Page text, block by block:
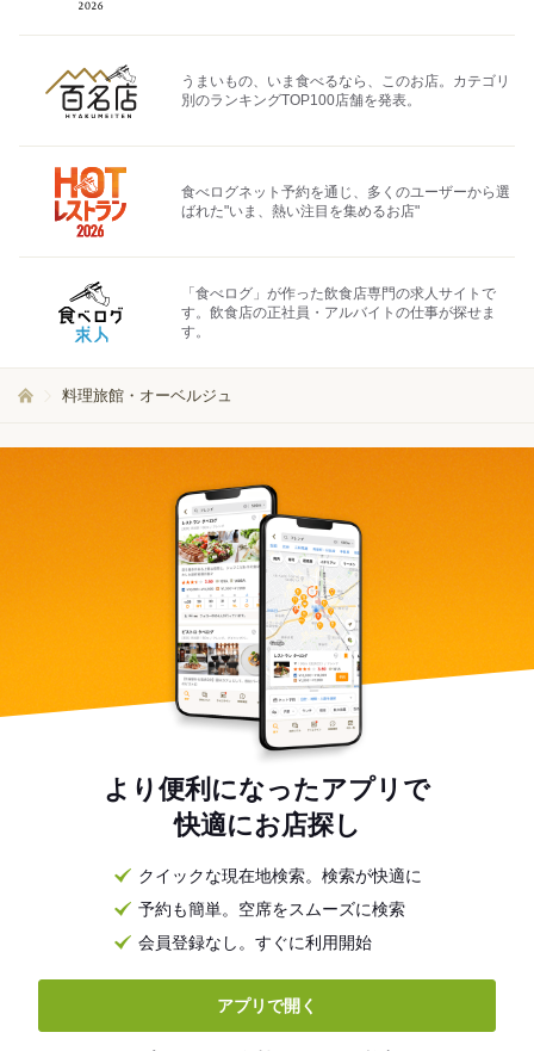
うまいもの、いま食べるなら、このお店。カテゴリ
別のランキングTOP100店舗を発表。
食べログネット予約を通じ、多くのユーザーから選
ばれた"いま、熱い注目を集めるお店"
「食べログ」が作った飲食店専門の求人サイトで
す。飲食店の正社員・アルバイトの仕事が探せま
す。
料理旅館・オーベルジュ
より便利になったアプリで
快適にお店探し
クイックな現在地検索。検索が快適に
予約も簡単。空席をスムーズに検索
会員登録なし。すぐに利用開始
アプリで開く